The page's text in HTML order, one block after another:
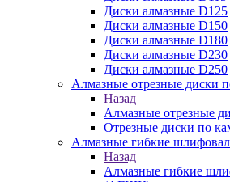
Диски алмазные D125
Диски алмазные D150
Диски алмазные D180
Диски алмазные D230
Диски алмазные D250
Алмазные отрезные диски
Назад
Алмазные отрезные
Отрезные диски по
Алмазные гибкие
Назад
Алмазные гибкие